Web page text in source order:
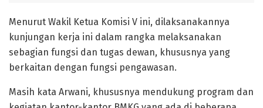
Menurut Wakil Ketua Komisi V ini, dilaksanakannya
kunjungan kerja ini dalam rangka melaksanakan
sebagian fungsi dan tugas dewan, khususnya yang
berkaitan dengan fungsi pengawasan.
Masih kata Arwani, khususnya mendukung program dan